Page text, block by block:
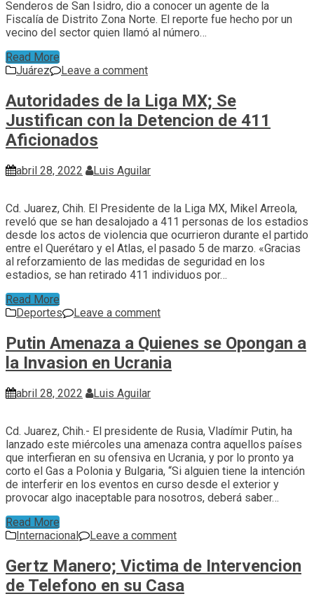
Senderos de San Isidro, dio a conocer un agente de la
Fiscalía de Distrito Zona Norte. El reporte fue hecho por un
vecino del sector quien llamó al número…
Read More
Juárez
Leave a comment
Autoridades de la Liga MX; Se
Justifican con la Detencion de 411
Aficionados
abril 28, 2022 Luis Aguilar
Cd. Juarez, Chih. El Presidente de la Liga MX, Mikel Arreola,
reveló que se han desalojado a 411 personas de los estadios
desde los actos de violencia que ocurrieron durante el partido
entre el Querétaro y el Atlas, el pasado 5 de marzo. «Gracias
al reforzamiento de las medidas de seguridad en los
estadios, se han retirado 411 individuos por…
Read More
Deportes
Leave a comment
Putin Amenaza a Quienes se Opongan a
la Invasion en Ucrania
abril 28, 2022 Luis Aguilar
Cd. Juarez, Chih.- El presidente de Rusia, Vladímir Putin, ha
lanzado este miércoles una amenaza contra aquellos países
que interfieran en su ofensiva en Ucrania, y por lo pronto ya
corto el Gas a Polonia y Bulgaria, “Si alguien tiene la intención
de interferir en los eventos en curso desde el exterior y
provocar algo inaceptable para nosotros, deberá saber…
Read More
Internacional
Leave a comment
Gertz Manero; Victima de Intervencion
de Telefono en su Casa